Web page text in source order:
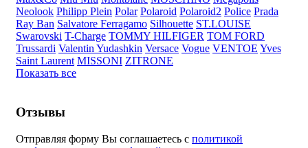
Neolook Philipp Plein Polar Polaroid Polaroid2 Police Prada
Ray Ban Salvatore Ferragamo Silhouette ST.LOUISE
Swarovski T-Charge TOMMY HILFIGER TOM FORD
Trussardi Valentin Yudashkin Versace Vogue VENTOE Yves
Saint Laurent MISSONI ZITRONE
Показать все
Отзывы
Отправляя форму Вы соглашаетесь с политикой